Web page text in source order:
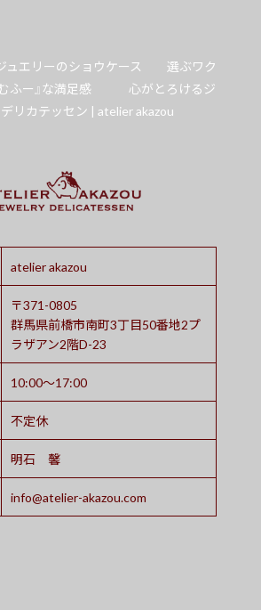
ュエリーのショウケース 選ぶワク
むふー』な満足感 心がとろけるジ
リカテッセン | atelier akazou
atelier akazou
〒371-0805
群馬県前橋市南町3丁目50番地2プ
ラザアン2階D-23
10:00～17:00
不定休
明石 馨
info@atelier-akazou.com